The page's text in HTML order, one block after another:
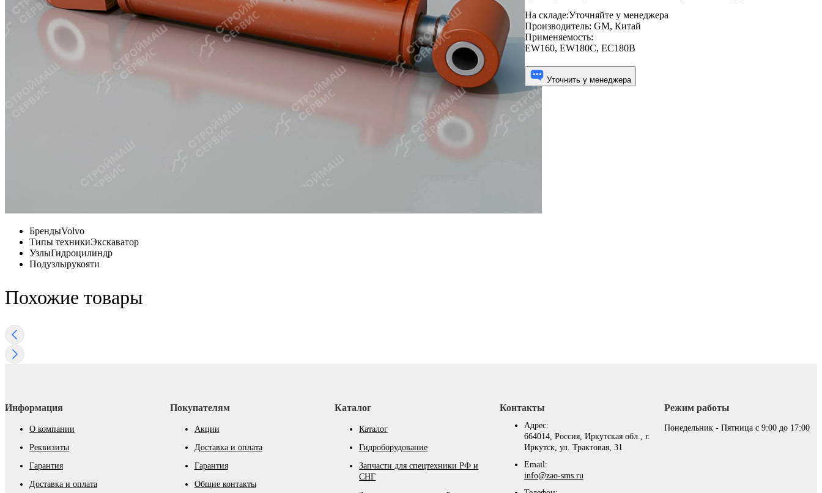
На складе:Уточняйте у менеджера
Производитель:GM, Китай
Применяемость:
EW160,EW180C,EC180B
Уточнить у менеджера
БрендыVolvo
Типы техникиЭкскаватор
УзлыГидроцилиндр
Подузлырукояти
Похожие товары
Информация
О компании
Реквизиты
Гарантия
Доставка и оплата
Покупателям
Акции
Доставка и оплата
Гарантия
Общие контакты
Каталог
Каталог
Гидроборудование
Запчасти для спецтехники РФ и
СНГ
Контакты
Адрес:
664014, Россия, Иркутская обл., г.
Иркутск, ул. Трактовая, 31
Email:
info@zao-sms.ru
Режим работы
Понедельник - Пятница с 9:00 до 17:00